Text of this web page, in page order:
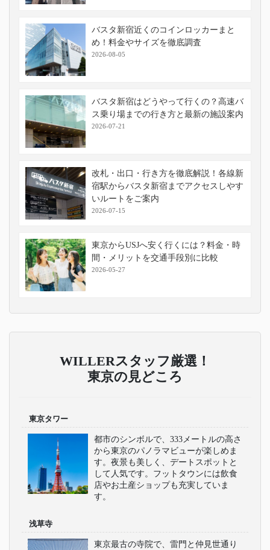
バスタ新宿近くのコインロッカーまと
め！料金やサイズを徹底調査
2026-08-05
バスタ新宿はどうやって行くの？高速バ
ス乗り場までの行き方と最新の施設案内
2026-07-21
改札・出口・行き方を徹底解説！各線新
宿駅からバスタ新宿までアクセスしやす
いルートをご案内
2026-07-15
東京からUSJへ安く行くには？料金・時
間・メリットを交通手段別に比較
2026-05-27
WILLERスタッフ厳選！
東京の見どころ
東京タワー
都市のシンボルで、333メートルの高さ
から東京のパノラマビューが楽しめま
す。夜景も美しく、デートスポットと
して人気です。フットタウンには飲食
店やお土産ショップも充実していま
す。
浅草寺
東京最古の寺院で、雷門と仲見世通り